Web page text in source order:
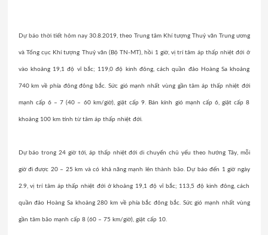
Dự báo thời tiết hôm nay30.8.2019, theo Trung tâm Khí tượng Thuỷ văn Trung ương
và Tổng cục Khí tượng Thuỷ văn (Bộ TN-MT), hồi 1 giờ, vị trí tâm áp thấp nhiệt đới ở
vào khoảng 19,1 độ vĩ bắc; 119,0 độ kinh đông, cách quần đảo Hoàng Sa khoảng
740 km về phía đông đông bắc. Sức gió mạnh nhất vùng gần tâm áp thấp nhiệt đới
mạnh cấp 6 – 7 (40 – 60 km/giờ), giật cấp 9. Bán kính gió mạnh cấp 6, giật cấp 8
khoảng 100 km tính từ tâm áp thấp nhiệt đới.
Dự báo trong 24 giờ tới, áp thấp nhiệt đới di chuyển chủ yếu theo hướng Tây, mỗi
giờ đi được 20 – 25 km và có khả năngmạnh lên thành bão. Dự báo đến 1 giờ ngày
2.9, vị trí tâm áp thấp nhiệt đới ở khoảng 19,1 độ vĩ bắc; 113,5 độ kinh đông, cách
quần đảo Hoàng Sa khoảng 280 km về phía bắc đông bắc. Sức gió mạnh nhất vùng
gần tâm bão mạnh cấp 8 (60 – 75 km/giờ), giật cấp 10.